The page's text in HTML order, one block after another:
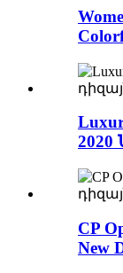
2020
CP
New